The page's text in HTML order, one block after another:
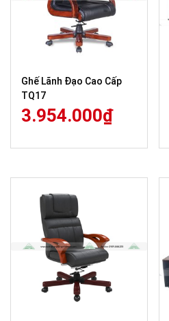
Ghế Lãnh Đạo Cao Cấp
TQ17
3.954.000₫